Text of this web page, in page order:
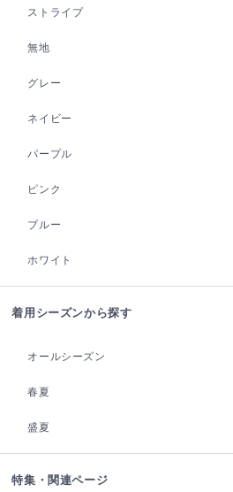
ストライプ
無地
グレー
ネイビー
パープル
ピンク
ブルー
ホワイト
着用シーズンから探す
オールシーズン
春夏
盛夏
特集・関連ページ